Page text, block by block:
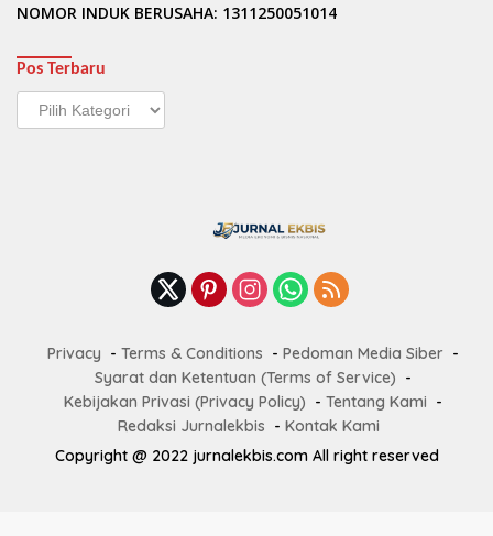
NOMOR INDUK BERUSAHA: 1311250051014
Pos Terbaru
Pos
Terbaru
Privacy Terms & Conditions
Pedoman Media Siber
Syarat dan Ketentuan (Terms of Service)
Kebijakan Privasi (Privacy Policy)
Tentang Kami
Redaksi Jurnalekbis
Kontak Kami
Copyright @ 2022 jurnalekbis.com All right reserved